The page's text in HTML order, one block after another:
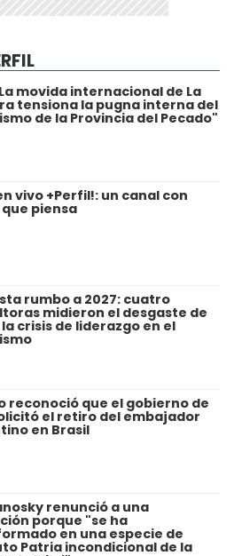
movida internacional de La
tensiona la pugna interna del
de la Provincia del Pecado"
vivo +Perfil!: un canal con
piensa
rumbo a 2027: cuatro
midieron el desgaste de
la crisis de liderazgo en el
reconoció que el gobierno de
el retiro del embajador
en Brasil
renunció a una
porque "se ha
en una especie de
Patria incondicional de la